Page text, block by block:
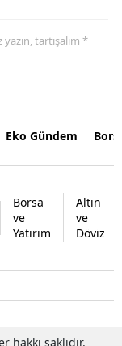
tartışalım *
Eko Gündem
Borsa
ve
Yatırım
Altın
ve
Döviz
hakkı saklıdır.